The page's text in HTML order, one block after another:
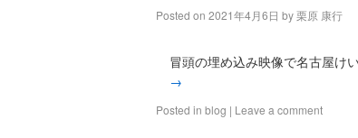
Posted on 2021年4月6日 by栗原 康行
冒頭の埋め込み映像で名古屋け
→
Posted in blog | Leave a comment